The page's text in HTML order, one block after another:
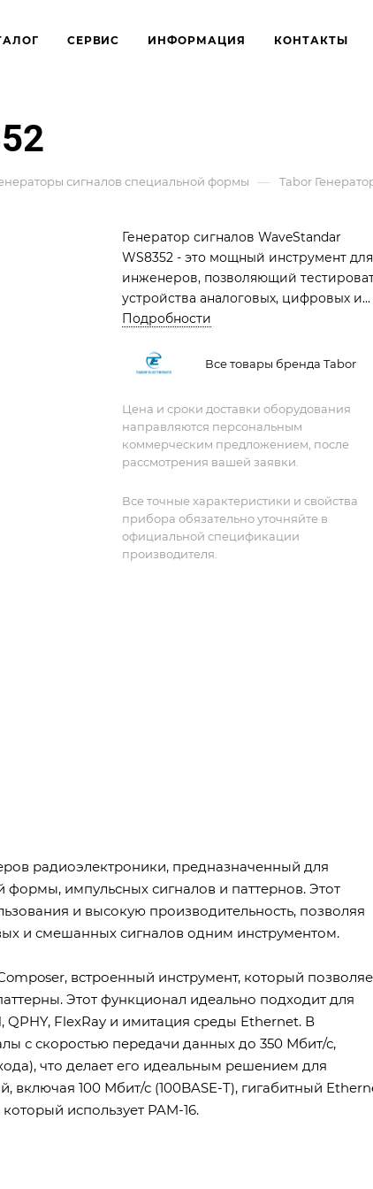
СЕРВИС ИНФОРМАЦИЯ КОНТАКТЫ
сигналов специальной формы — Tabor
Генератор сигналов WaveStandar
WS8352 - это мощный инструмент для
инженеров, позволяющий
устройства аналоговых, цифровых и
смешанных сигналов. WS8352
формы, включая импульсные
паттерны, а также поддерживает
многоуровневые и PAM (n) сигналы.
Pulse Composer - это встроенный
инструмент, позволяющий создавать
сложные импульсные
скоростью передачи данных до 350
Мбит/с. Это идеально подходит для
приложений, таких как LED, CAN,
FlexRay и имитация среды Ethernet.
Подробности
Все товары бренда Tabor
Цена и сроки доставки оборудования
направляются персональным
коммерческим предложением, после
рассмотрения вашей заявки.
Все точные характеристики и свойства
прибора обязательно уточняйте в
официальной спецификации
производителя.
радиоэлектроники, предназначенный для
импульсных сигналов и паттернов. Этот
и высокую производительность, позволяя
и смешанных сигналов одним инструментом.
встроенный инструмент, который
Этот функционал идеально подходит для
QPHY, FlexRay и имитация среды Ethernet. В
с скоростью передачи данных до 350 Мбит/с,
что делает его идеальным решением для
включая 100 Мбит/с (100BASE-T), гигабитный
использует PAM-16.